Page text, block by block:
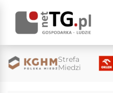
Strefa
Miedzi